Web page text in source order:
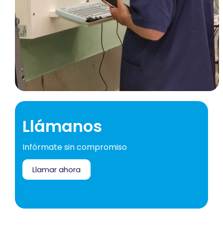
Llámanos
Infórmate sin compromiso
Llamar ahora